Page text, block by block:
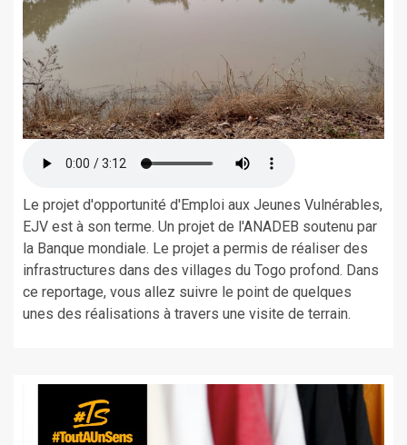
Le projet d'opportunité d'Emploi aux Jeunes Vulnérables,
EJV est à son terme. Un projet de l'ANADEB soutenu par
la Banque mondiale. Le projet a permis de réaliser des
infrastructures dans des villages du Togo profond. Dans
ce reportage, vous allez suivre le point de quelques
unes des réalisations à travers une visite de terrain.